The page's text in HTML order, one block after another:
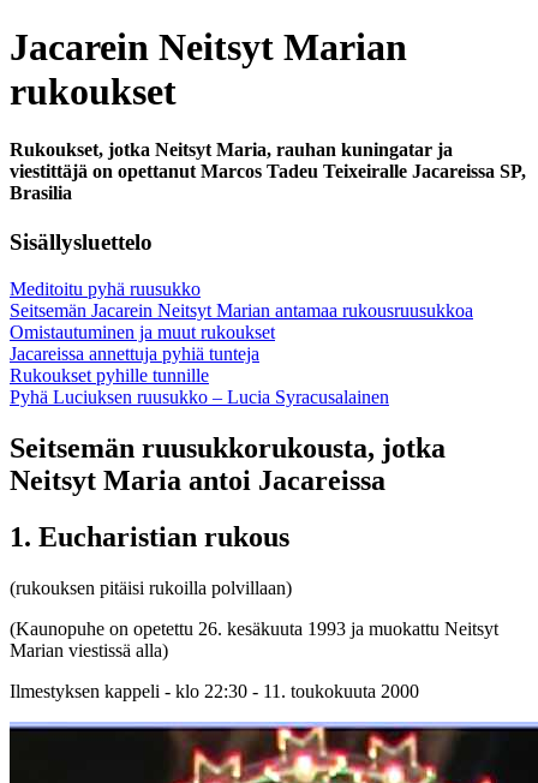
Jacarein Neitsyt Marian
rukoukset
Rukoukset, jotka Neitsyt Maria, rauhan kuningatar ja
viestittäjä on opettanut Marcos Tadeu Teixeiralle Jacareissa SP,
Brasilia
Sisällysluettelo
Meditoitu pyhä ruusukko
Seitsemän Jacarein Neitsyt Marian antamaa rukousruusukkoa
Omistautuminen ja muut rukoukset
Jacareissa annettuja pyhiä tunteja
Rukoukset pyhille tunnille
Pyhä Luciuksen ruusukko – Lucia Syracusalainen
Seitsemän ruusukkorukousta, jotka
Neitsyt Maria antoi Jacareissa
1. Eucharistian rukous
(rukouksen pitäisi rukoilla polvillaan)
(Kaunopuhe on opetettu 26. kesäkuuta 1993 ja muokattu Neitsyt
Marian viestissä alla)
Ilmestyksen kappeli - klo 22:30 - 11. toukokuuta 2000